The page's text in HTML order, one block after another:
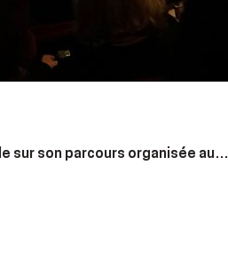
sur son parcours organisée au…